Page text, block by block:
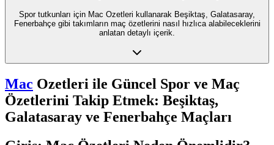
Spor tutkunları için Mac Ozetleri kullanarak Beşiktaş, Galatasaray,
Fenerbahçe gibi takımların maç özetlerini nasıl hızlıca alabileceklerini
anlatan detaylı içerik.
Mac Ozetleri ile Güncel Spor ve Maç
Özetlerini Takip Etmek: Beşiktaş,
Galatasaray ve Fenerbahçe Maçları